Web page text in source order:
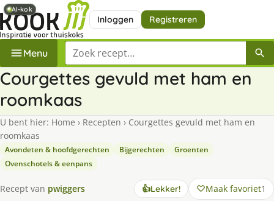
Inloggen Registreren
Menu Zoek een recept
Courgettes gevuld met ham en
roomkaas
U bent hier: Home › Recepten › Courgettes gevuld met ham en
roomkaas
Avondeten & hoofdgerechten Bijgerechten
Groenten
Ovenschotels & eenpans
Recept van pwiggers 👍Lekker! Maak favoriet1
AI-kok
AI-kok